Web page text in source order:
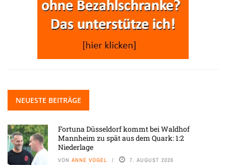
NEUESTE BEITRÄGE
Fortuna Düsseldorf kommt bei Waldhof
Mannheim zu spät aus dem Quark: 1:2
Niederlage
VON ANNE VOGEL 7. AUGUST 2026